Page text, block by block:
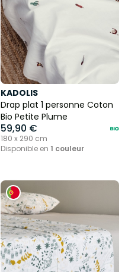
KADOLIS
Drap plat 1 personne Coton
Bio Petite Plume
59,90 €
180 x 290 cm
Disponible en 1 couleur